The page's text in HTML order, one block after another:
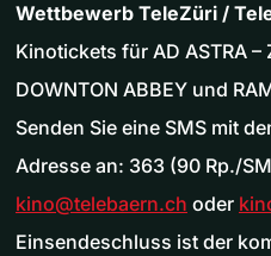
Wettbewerb TeleZüri /
Kinotickets für AD ASTRA –
DOWNTON ABBEY und
Senden Sie eine SMS mit
Adresse an: 363 (90 Rp./
kino@telebaern.ch oder
Einsendeschluss ist der